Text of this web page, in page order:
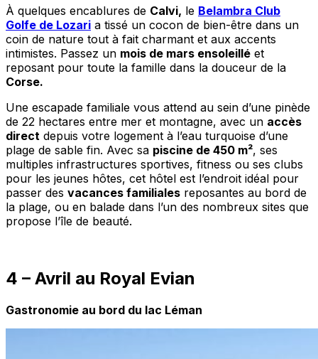
À quelques encablures de Calvi, le Belambra Club
Golfe de Lozari a tissé un cocon de bien-être dans un
coin de nature tout à fait charmant et aux accents
intimistes. Passez un mois de mars ensoleillé et
reposant pour toute la famille dans la douceur de la
Corse.
Une escapade familiale vous attend au sein d’une pinède
de 22 hectares entre mer et montagne, avec un accès
direct depuis votre logement à l’eau turquoise d’une
plage de sable fin. Avec sa piscine de 450 m², ses
multiples infrastructures sportives, fitness ou ses clubs
pour les jeunes hôtes, cet hôtel est l’endroit idéal pour
passer des vacances familiales reposantes au bord de
la plage, ou en balade dans l’un des nombreux sites que
propose l’île de beauté.
4 – Avril au Royal Evian
Gastronomie au bord du lac Léman